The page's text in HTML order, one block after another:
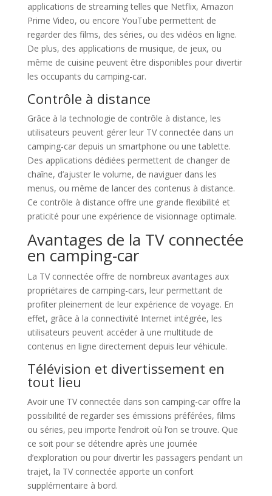
applications de streaming telles que Netflix, Amazon
Prime Video, ou encore YouTube permettent de
regarder des films, des séries, ou des vidéos en ligne.
De plus, des applications de musique, de jeux, ou
même de cuisine peuvent être disponibles pour divertir
les occupants du camping-car.
Contrôle à distance
Grâce à la technologie de contrôle à distance, les
utilisateurs peuvent gérer leur TV connectée dans un
camping-car depuis un smartphone ou une tablette.
Des applications dédiées permettent de changer de
chaîne, d’ajuster le volume, de naviguer dans les
menus, ou même de lancer des contenus à distance.
Ce contrôle à distance offre une grande flexibilité et
praticité pour une expérience de visionnage optimale.
Avantages de la TV connectée
en camping-car
La TV connectée offre de nombreux avantages aux
propriétaires de camping-cars, leur permettant de
profiter pleinement de leur expérience de voyage. En
effet, grâce à la connectivité Internet intégrée, les
utilisateurs peuvent accéder à une multitude de
contenus en ligne directement depuis leur véhicule.
Télévision et divertissement en
tout lieu
Avoir une TV connectée dans son camping-car offre la
possibilité de regarder ses émissions préférées, films
ou séries, peu importe l’endroit où l’on se trouve. Que
ce soit pour se détendre après une journée
d’exploration ou pour divertir les passagers pendant un
trajet, la TV connectée apporte un confort
supplémentaire à bord.